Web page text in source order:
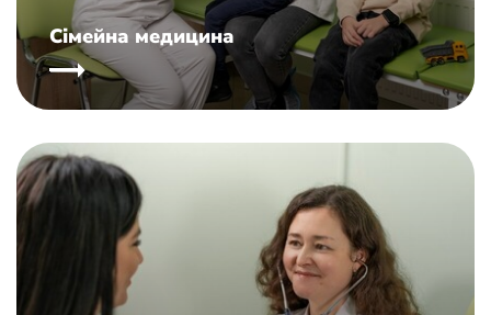
Сімейна медицина